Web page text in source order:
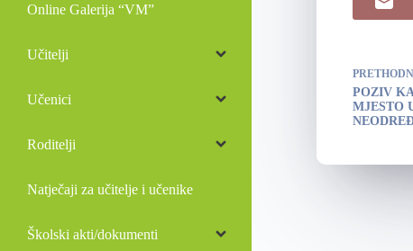
POZIV
MJESTO
Online Galerija “VM”
Učitelji
Učenici
Roditelji
Natječaji za učitelje i učenike
Školski akti/dokumenti